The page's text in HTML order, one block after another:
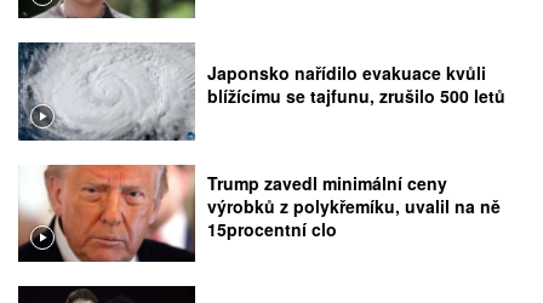
Japonsko nařídilo evakuace kvůli
blížícímu se tajfunu, zrušilo 500 letů
Trump zavedl minimální ceny
výrobků z polykřemíku, uvalil na ně
15procentní clo